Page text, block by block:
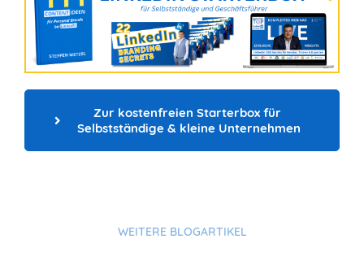
Zur kostenfreien Starterbox für
Selbstständige & kleine Unternehmen
WEITERE BLOGARTIKEL